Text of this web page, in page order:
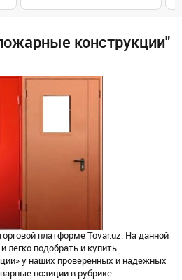
конструкции"
платформе Tovar.uz. На данной
подобрать и купить
у наших проверенных и надежных
позиции в рубрике